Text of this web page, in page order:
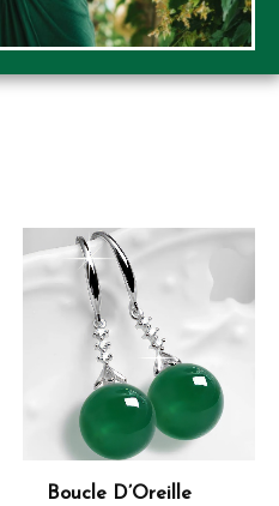
Boucle D’Oreille